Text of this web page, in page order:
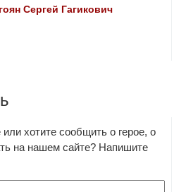
Сергей Гагикович
хотите сообщить о герое, о
на нашем сайте? Напишите